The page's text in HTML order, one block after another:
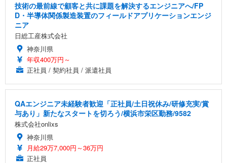
技術の最前線で顧客と共に課題を解決するエンジニアへ/FP
D・半導体関係製造装置のフィールドアプリケーションエンジ
ニア
日総工産株式会社
神奈川県
年収400万円～
正社員 / 契約社員 / 派遣社員
QAエンジニア未経験者歓迎「正社員/土日祝休み/研修充実/賞
与あり」新たなスタートを切ろう/横浜市栄区勤務/9582
株式会社onlixs
神奈川県
月給29万7,000円～36万円
正社員